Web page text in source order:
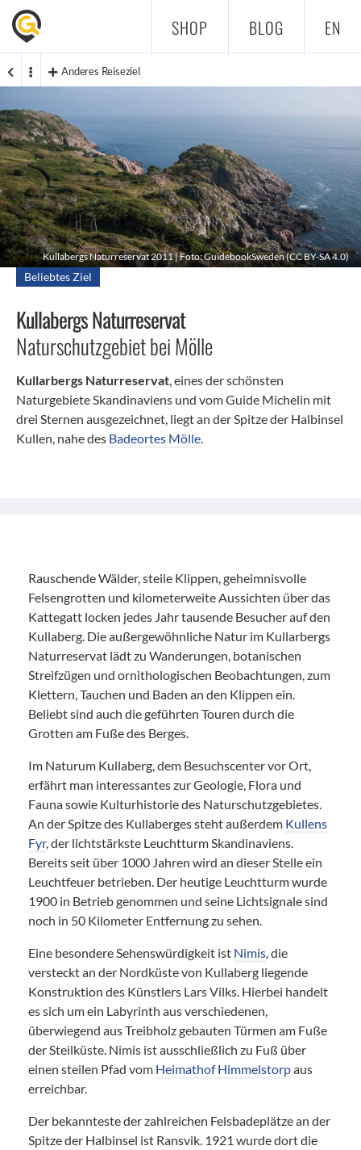
SHOP BLOG EN
Anderes Reiseziel
Kullabergs Naturreservat 2011 | Foto: GuidebookSweden (CC BY-SA 4.0)
Beliebtes Ziel
Kullabergs Naturreservat
Naturschutzgebiet bei Mölle
Kullarbergs Naturreservat, eines der schönsten
Naturgebiete Skandinaviens und vom Guide Michelin mit
drei Sternen ausgezeichnet, liegt an der Spitze der Halbinsel
Kullen, nahe des Badeortes Mölle.
Rauschende Wälder, steile Klippen, geheimnisvolle
Felsengrotten und kilometerweite Aussichten über das
Kattegatt locken jedes Jahr tausende Besucher auf den
Kullaberg. Die außergewöhnliche Natur im Kullarbergs
Naturreservat lädt zu Wanderungen, botanischen
Streifzügen und ornithologischen Beobachtungen, zum
Klettern, Tauchen und Baden an den Klippen ein.
Beliebt sind auch die geführten Touren durch die
Grotten am Fuße des Berges.
Im Naturum Kullaberg, dem Besuchscenter vor Ort,
erfährt man interessantes zur Geologie, Flora und
Fauna sowie Kulturhistorie des Naturschutzgebietes.
An der Spitze des Kullaberges steht außerdem Kullens
Fyr, der lichtstärkste Leuchtturm Skandinaviens.
Bereits seit über 1000 Jahren wird an dieser Stelle ein
Leuchtfeuer betrieben. Der heutige Leuchtturm wurde
1900 in Betrieb genommen und seine Lichtsignale sind
noch in 50 Kilometer Entfernung zu sehen.
Eine besondere Sehenswürdigkeit ist Nimis, die
versteckt an der Nordküste von Kullaberg liegende
Konstruktion des Künstlers Lars Vilks. Hierbei handelt
es sich um ein Labyrinth aus verschiedenen,
überwiegend aus Treibholz gebauten Türmen am Fuße
der Steilküste. Nimis ist ausschließlich zu Fuß über
einen steilen Pfad vom Heimathof Himmelstorpaus
erreichbar.
Der bekannteste der zahlreichen Felsbadeplätze an der
Spitze der Halbinsel ist Ransvik. 1921 wurde dort die